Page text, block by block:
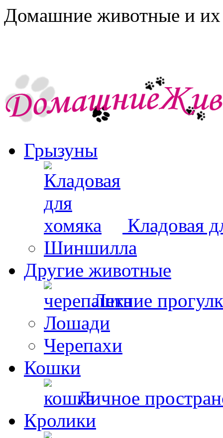
Домашние животные и их
Грызуны
Кладовая
Шиншилла
Другие животные
Летние
Лошади
Черепахи
Кошки
Личное
Кролики